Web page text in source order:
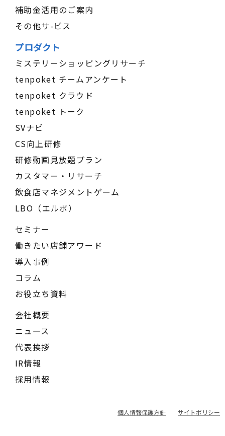
補助金活用のご案内
その他サ-ビス
プロダクト
ミステリーショッピングリサーチ
tenpoket チームアンケート
tenpoket クラウド
tenpoket トーク
SVナビ
CS向上研修
研修動画見放題プラン
カスタマー・リサーチ
飲食店マネジメントゲーム
LBO（エルボ）
セミナー
働きたい店舗アワード
導入事例
コラム
お役立ち資料
会社概要
ニュース
代表挨拶
IR情報
採用情報
個人情報保護方針 サイトポリシー